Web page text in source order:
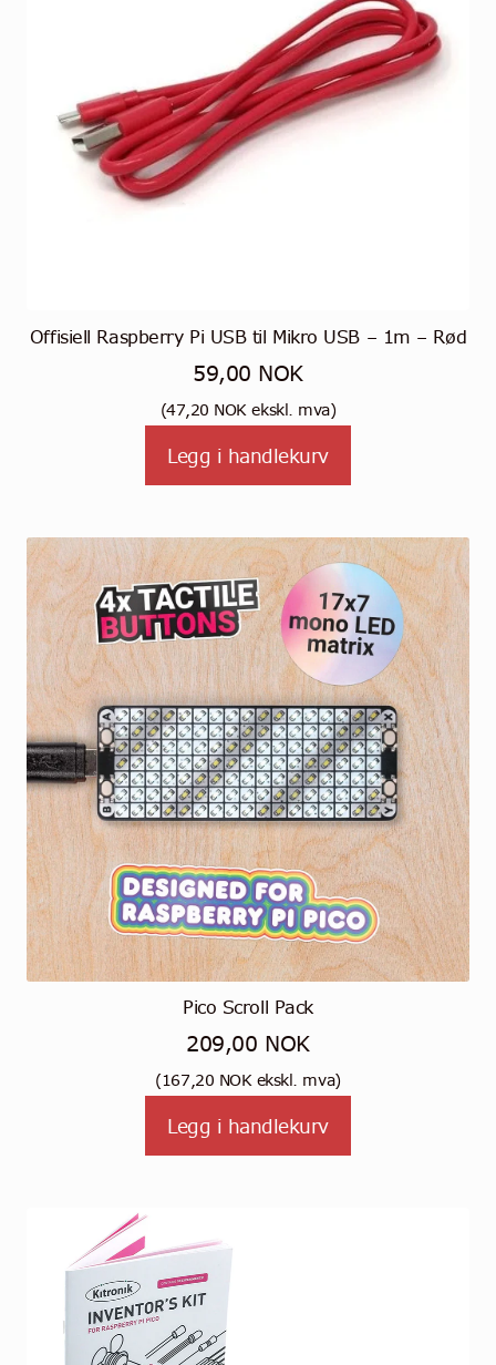
Offisiell Raspberry Pi USB til Mikro USB – 1m – Rød
59,00 NOK
(47,20 NOKekskl. mva)
Legg i handlekurv
Pico Scroll Pack
209,00 NOK
(167,20 NOKekskl. mva)
Legg i handlekurv